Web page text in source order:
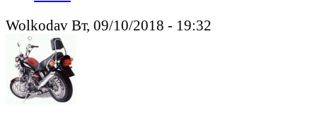
Wolkodav Вт, 09/10/2018 - 19:32